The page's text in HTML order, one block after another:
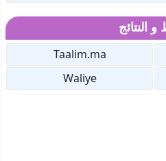
و النتائج
Taalim.ma
Waliye